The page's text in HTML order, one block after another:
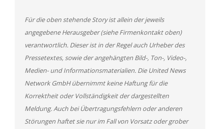
Für die oben stehende Story ist allein der jeweils
angegebene Herausgeber (siehe Firmenkontakt oben)
verantwortlich. Dieser ist in der Regel auch Urheber des
Pressetextes, sowie der angehängten Bild-, Ton-, Video-,
Medien- und Informationsmaterialien. Die United News
Network GmbH übernimmt keine Haftung für die
Korrektheit oder Vollständigkeit der dargestellten
Meldung. Auch bei Übertragungsfehlern oder anderen
Störungen haftet sie nur im Fall von Vorsatz oder grober